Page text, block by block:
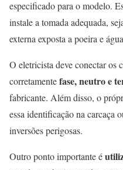
especificado para o modelo.
instale a tomada adequada,
externa exposta a poeira e
O eletricista deve conectar os
corretamentefase, neutro e
fabricante. Além disso, o
essa identificação na carcaça
inversões perigosas.
Outro ponto importante é